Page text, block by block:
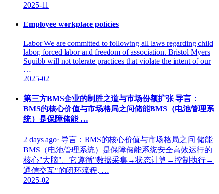
2025-11
Employee workplace policies
Labor We are committed to following all laws regarding child
labor, forced labor and freedom of association. Bristol Myers
Squibb will not tolerate practices that violate the intent of our
…
2025-02
第三方BMS企业的制胜之道与市场份额扩张 导言：
BMS的核心价值与市场格局之问储能BMS（电池管理系
统）是保障储能 …
2 days ago· 导言：BMS的核心价值与市场格局之问 储能
BMS（电池管理系统）是保障储能系统安全高效运行的
核心"大脑"。它遵循"数据采集→状态计算→控制执行→
通信交互"的闭环流程, …
2025-02